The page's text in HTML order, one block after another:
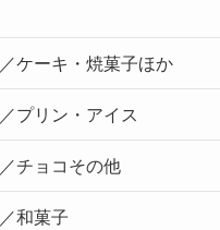
ケーキ・焼菓子ほか
プリン・アイス
チョコその他
和菓子